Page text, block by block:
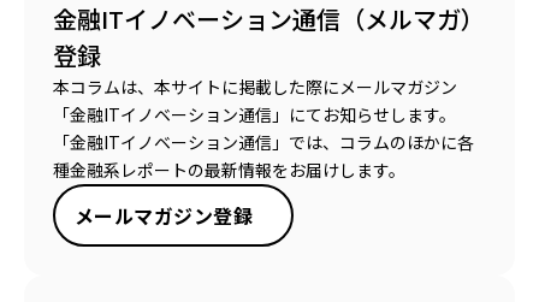
金融ITイノベーション通信（メルマガ）
登録
本コラムは、本サイトに掲載した際にメールマガジン
「金融ITイノベーション通信」にてお知らせします。
「金融ITイノベーション通信」では、コラムのほかに各
種金融系レポートの最新情報をお届けします。
メールマガジン登録